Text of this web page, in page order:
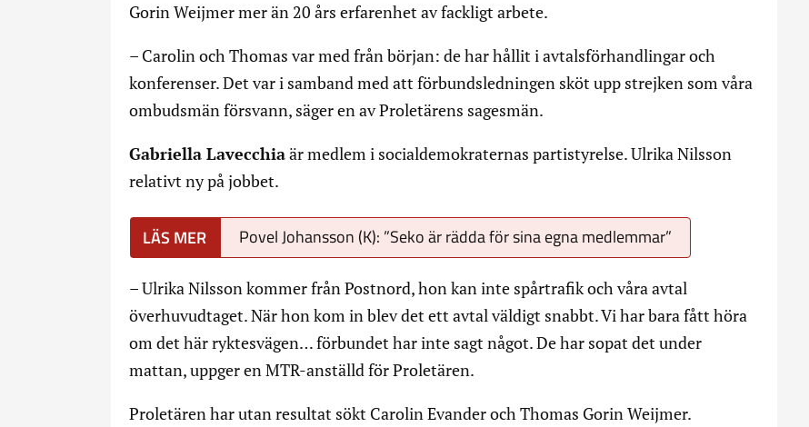
Gorin Weijmer mer än 20 års erfarenhet av fackligt arbete.
– Carolin och Thomas var med från början: de har hållit i avtalsförhandlingar och
konferenser. Det var i samband med att förbundsledningen sköt upp strejken som våra
ombudsmän försvann, säger en av Proletärens sagesmän.
Gabriella Lavecchiaär medlem i socialdemokraternas partistyrelse. Ulrika Nilsson
relativt ny på jobbet.
Povel Johansson (K): ”Seko är rädda för sina egna medlemmar”
– Ulrika Nilsson kommer från Postnord, hon kan inte spårtrafik och våra avtal
överhuvudtaget. När hon kom in blev det ett avtal väldigt snabbt. Vi har bara fått höra
om det här ryktesvägen… förbundet har inte sagt något. De har sopat det under
mattan, uppger en MTR-anställd för Proletären.
Proletären har utan resultat sökt Carolin Evander och Thomas Gorin Weijmer.